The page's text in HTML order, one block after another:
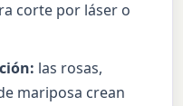
corte por láser o
las rosas,
mariposa crean